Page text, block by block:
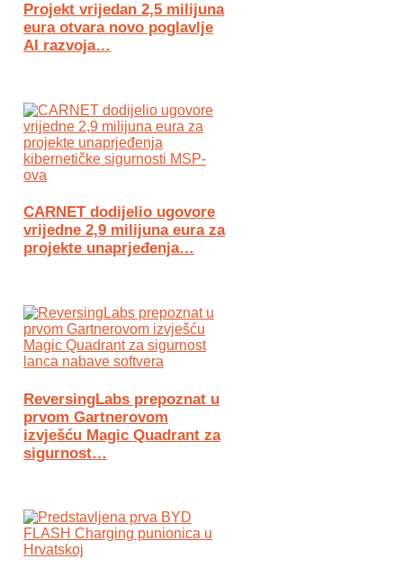
Projekt vrijedan 2,5 milijuna
eura otvara novo poglavlje
AI razvoja…
CARNET dodijelio ugovore
vrijedne 2,9 milijuna eura za
projekte unaprjeđenja…
ReversingLabs prepoznat u
prvom Gartnerovom
izvješću Magic Quadrant za
sigurnost…